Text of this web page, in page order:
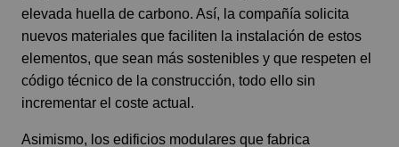
elevada huella de carbono. Así, la compañía solicita
nuevos materiales que faciliten la instalación de estos
elementos, que sean más sostenibles y que respeten el
código técnico de la construcción, todo ello sin
incrementar el coste actual.
Asimismo, los edificios modulares que fabrica